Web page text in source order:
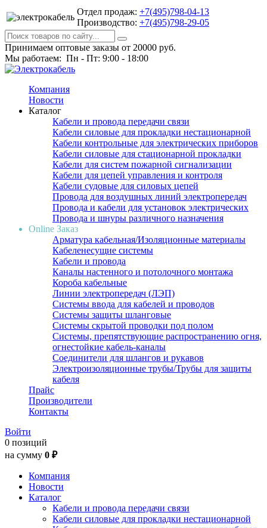
Отдел продаж: +7(495)798-04-13
Производство: +7(495)798-29-05
Принимаем оптовые заказы от 20000 руб.
Мы работаем: Пн - Пт: 9:00 - 18:00
Компания
Новости
Каталог
Кабели и провода передачи связи
Кабели силовые для прокладки нестационарной
Кабели контрольные для электрических приборов
Кабели силовые для стационарной прокладки
Кабели для систем пожарной сигнализации
Кабели для цепей управления и контроля
Кабели судовые для силовых цепей
Провода для воздушных линий электропередач
Провода и кабели для установок электрических
Провода и шнуры различного назначения
Online Заказ
Арматура кабельная/Изоляционные материалы
Кабеленесущие системы
Кабели и провода
Каналы настенного и потолочного монтажа
Короба кабельные
Линии электропередач (ЛЭП)
Системы ввода для кабелей и проводов
Системы защиты шланговые
Системы скрытой проводки под полом
Системы, препятствующие распространению огня,
огнестойкие кабель-каналы
Соединители для шлангов и рукавов
Электроизоляционные трубы/Трубы для защиты
кабеля
Прайс
Производители
Контакты
Войти
0 позиций
на сумму 0 ₽
Компания
Новости
Каталог
Кабели и провода передачи связи
Кабели силовые для прокладки нестационарной